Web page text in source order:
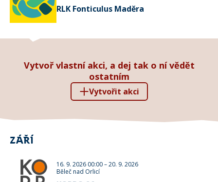
RLK Fonticulus Maděra
Vytvoř vlastní akci, a dej tak o ní vědět
ostatním
Vytvořit akci
ZÁŘÍ
16. 9. 2026 00:00–20. 9. 2026
Běleč nad Orlicí